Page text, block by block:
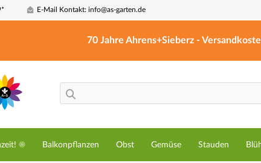
E-Mail Kontakt: info@as-garten.de
70 Jahre Ahrens+Sieberz -
☀️ Balkonpflanzen Obst Gemüse Stauden